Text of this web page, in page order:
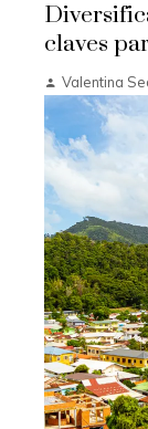
claves
Valentina